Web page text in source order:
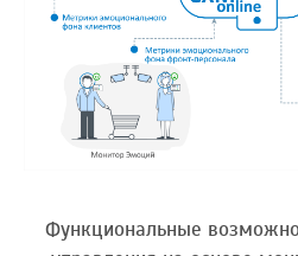
Функциональные